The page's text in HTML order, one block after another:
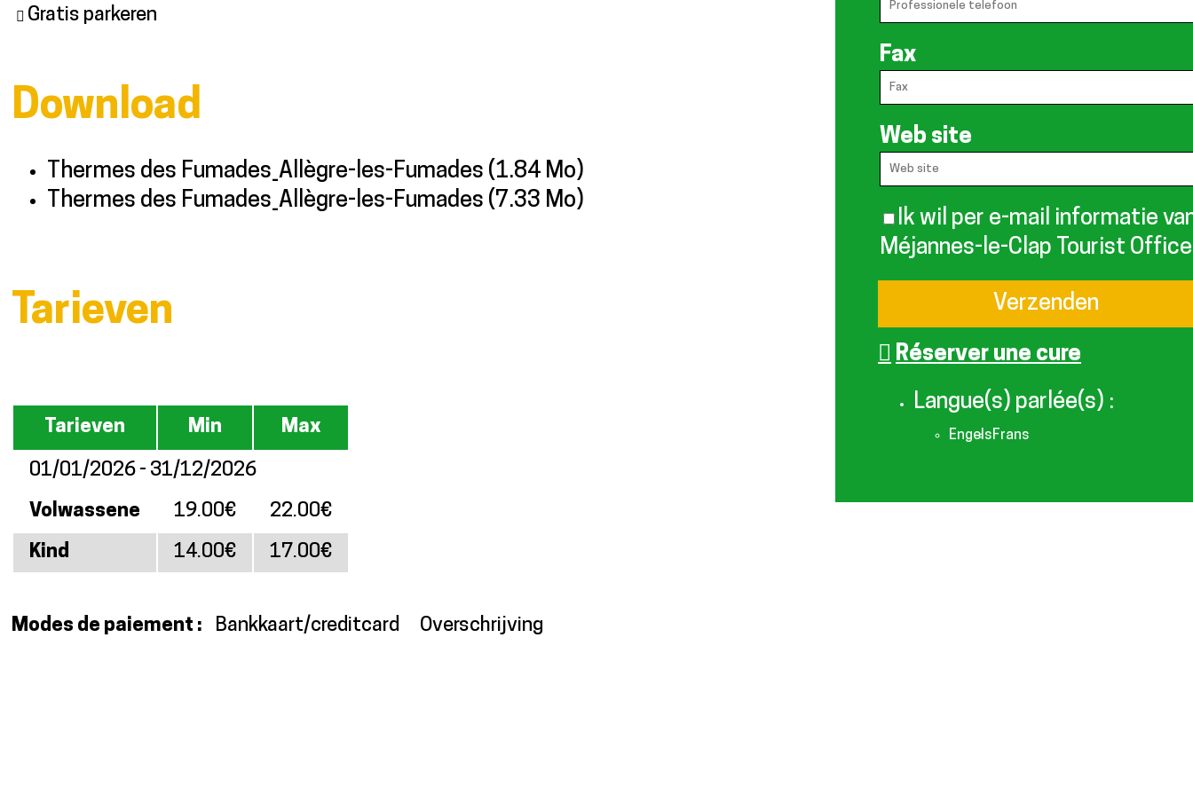
Gratis parkeren
Download
Thermes des Fumades_Allègre-les-Fumades (1.84 Mo)
Thermes des Fumades_Allègre-les-Fumades (7.33 Mo)
Tarieven
Tarieven Min Max
01/01/2026 - 31/12/2026
Volwassene
19.00€
22.00€
Kind
14.00€ 17.00€
Modes de paiement : Bankkaart/creditcard Overschrijving
Fax
Web site
Ik wil per e-mail informatie
Méjannes-le-Clap Tourist Office
Réserver une cure
Langue(s) parlée(s) :
EngelsFrans